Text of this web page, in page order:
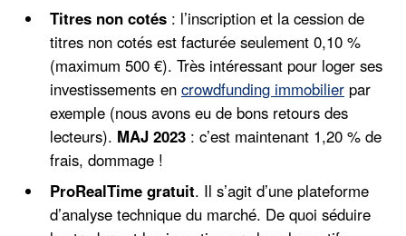
Titres non cotés : l’inscription et la cession de
titres non cotés est facturée seulement 0,10 %
(maximum 500 €). Très intéressant pour loger ses
investissements en crowdfunding immobilier par
exemple (nous avons eu de bons retours des
lecteurs). MAJ 2023 : c’est maintenant 1,20 % de
frais, dommage !
ProRealTime gratuit. Il s’agit d’une plateforme
d’analyse technique du marché. De quoi séduire